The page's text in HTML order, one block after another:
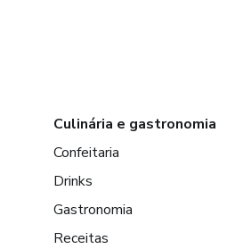
Culinária e gastronomia
Confeitaria
Drinks
Gastronomia
Receitas